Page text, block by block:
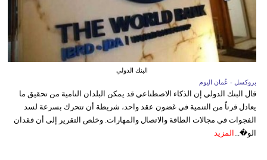
البنك الدولي
بروكسل - عُمان اليوم
قال البنك الدولي إن الذكاء الاصطناعي قد يمكن البلدان النامية من تحقيق ما
يعادل قرناً من التنمية في غضون عقد واحد، شريطة أن تتحرك بسرعة لسد
الفجوات في مجالات الطاقة والاتصال والمهارات. وخلص التقرير إلى أن فقدان
الو�...
المزيد